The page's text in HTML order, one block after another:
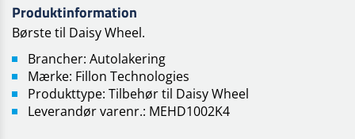
Produktinformation
Børste til Daisy Wheel.
Brancher: Autolakering
Mærke: Fillon Technologies
Produkttype: Tilbehør til Daisy Wheel
Leverandør varenr.: MEHD1002K4